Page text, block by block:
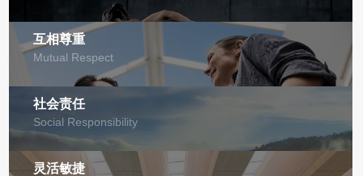
互相尊重
Mutual Respect
社会责任
Social Responsibility
灵活敏捷